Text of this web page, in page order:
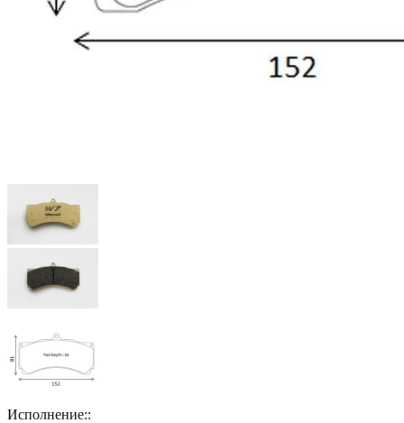
Исполнение::